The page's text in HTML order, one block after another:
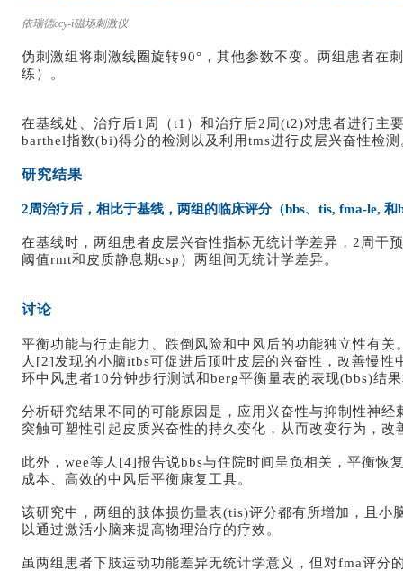
依瑞德ccy-i磁场刺激仪
伪刺激组将刺激线圈旋转90°，其他参数不变。两组患者在
练）。
在基线处、治疗后1周（t1）和治疗后2周(t2)对患者进行主
barthel指数(bi)得分的检测以及利用tms进行皮层兴奋性检测
研究结果
2周治疗后，相比于基线，两组的临床评分（bbs、tis, fma-le,
在基线时，两组患者皮层兴奋性指标无统计学差异，2周干
阈值rmt和皮质静息期csp）两组间无统计学差异。
讨论
平衡功能与行走能力、跌倒风险和中风后的功能独立性有
人[2]发现的小脑itbs可促进后顶叶皮层的兴奋性，改善慢
环中风患者10分钟步行测试和berg平衡量表的表现(bbs)结
分析研究结果不同的可能原因是，应用兴奋性与抑制性神
突触可塑性引起皮质兴奋性的持久变化，从而改变行为，改
此外，wee等人[4]报告说bbs与住院时间呈负相关，平衡恢
成本、高效的中风后平衡康复工具。
该研究中，两组的肢体损伤量表(tis)评分都有所增加，且
以通过激活小脑来提高物理治疗的疗效。
虽两组患者下肢运动功能差异无统计学意义，但对fma评